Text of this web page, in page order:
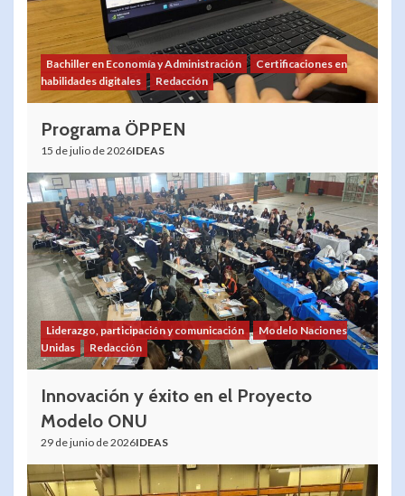
Bachiller en Economía y Administración
Certificaciones en
habilidades digitales
Redacción
Programa ÖPPEN
15 de julio de 2026IDEAS
Liderazgo, participación y comunicación
Modelo Naciones
Unidas
Redacción
Innovación y éxito en el Proyecto
Modelo ONU
29 de junio de 2026IDEAS